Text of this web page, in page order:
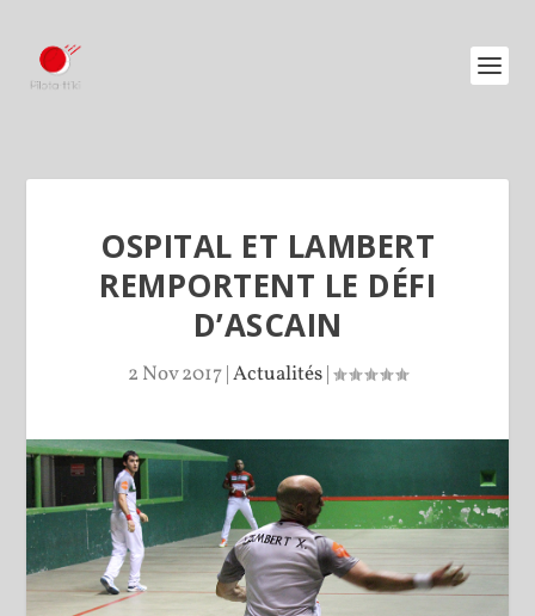
OSPITAL ET LAMBERT
REMPORTENT LE DÉFI
D’ASCAIN
2 Nov 2017|Actualités|